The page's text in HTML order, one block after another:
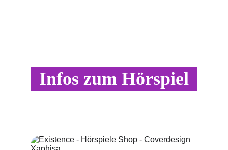
Infos zum Hörspiel